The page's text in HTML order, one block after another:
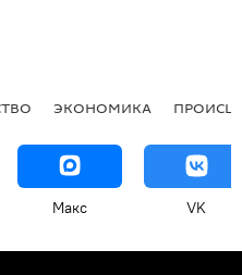
ЭКОНОМИКА
Макс VK